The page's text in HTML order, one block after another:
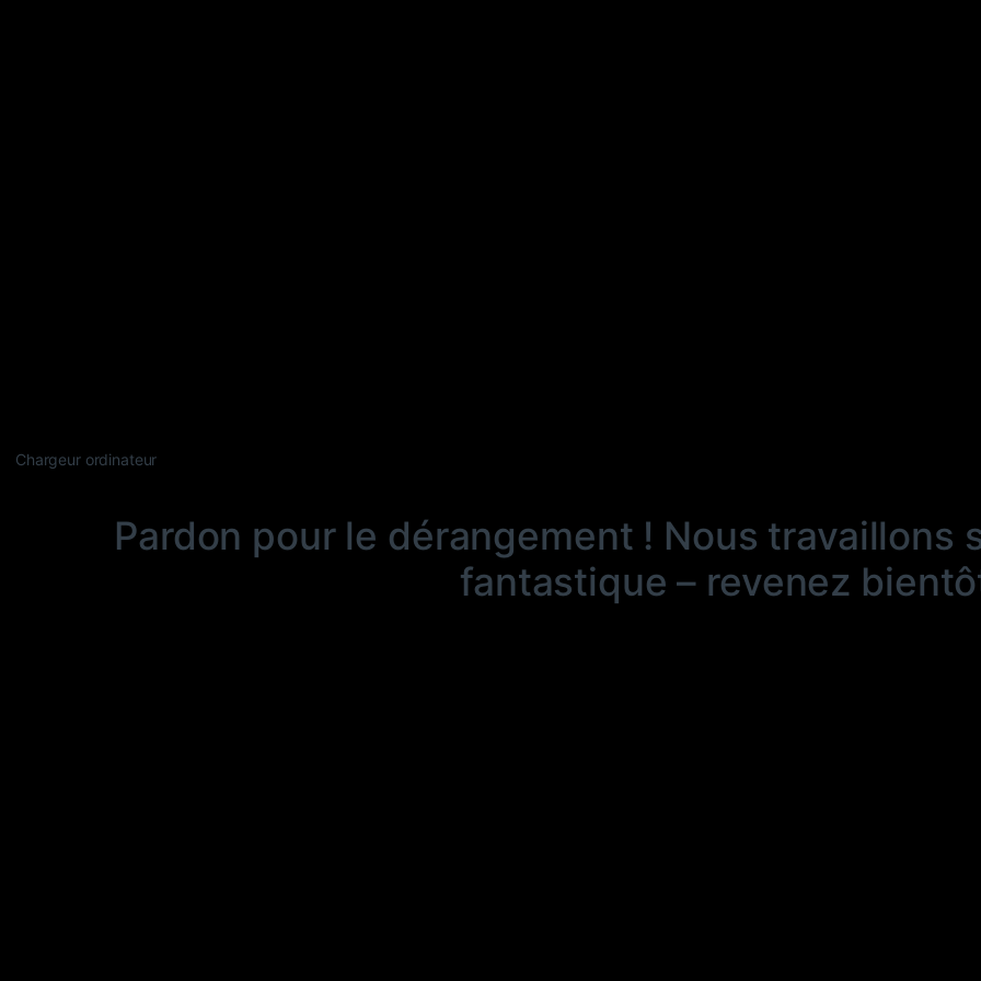
Chargeur ordinateur
Pardon pour le dérangement ! Nous travaillons
fantastique – revenez